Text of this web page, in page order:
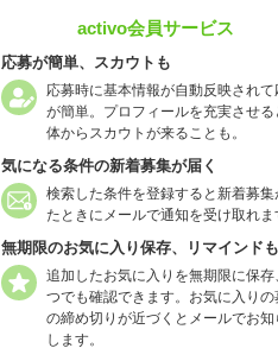
activo会員サービス
応募が簡単、スカウトも
応募時に基本情報が自動反映されて
が簡単。プロフィールを充実させる
体からスカウトが来ることも。
気になる条件の新着募集が届く
検索した条件を登録すると新着募集
たときにメールで通知を受け取れま
無期限のお気に入り保存、リマインドも
追加したお気に入りを無期限に保存
つでも確認できます。お気に入りの
の締め切りが近づくとメールでお知
します。